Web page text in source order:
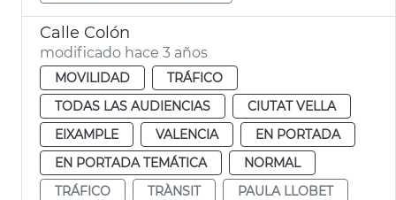
Calle Colón
modificado hace 3 años
MOVILIDAD
TRÁFICO
TODAS LAS AUDIENCIAS
CIUTAT VELLA
EIXAMPLE
VALENCIA
EN PORTADA
EN PORTADA TEMÁTICA
NORMAL
TRÁFICO
TRÀNSIT
PAULA LLOBET